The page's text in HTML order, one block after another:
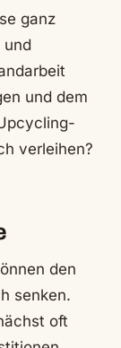
ganz
und dem
verleihen?
den
senken.
oft